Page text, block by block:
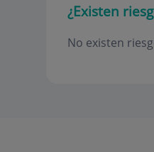
¿Existen
No existen